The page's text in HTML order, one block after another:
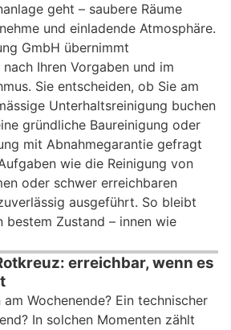
geht – saubere Räume
und einladende Atmosphäre.
GmbH übernimmt
Ihren Vorgaben und im
Sie entscheiden, ob Sie am
Unterhaltsreinigung buchen
gründliche Baureinigung oder
mit Abnahmegarantie gefragt
wie die Reinigung von
oder schwer erreichbaren
ausgeführt. So bleibt
bestem Zustand – innen wie
erreichbar, wenn es
am Wochenende? Ein technischer
In solchen Momenten zählt